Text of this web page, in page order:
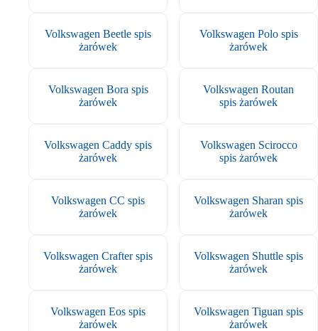
Volkswagen Beetle spis
żarówek
Volkswagen Bora spis
żarówek
Volkswagen Caddy spis
żarówek
Volkswagen CC spis
żarówek
Volkswagen Crafter spis
żarówek
Volkswagen Eos spis
żarówek
Volkswagen Polo spis
żarówek
Volkswagen Routan
spis żarówek
Volkswagen Scirocco
spis żarówek
Volkswagen Sharan spis
żarówek
Volkswagen Shuttle spis
żarówek
Volkswagen Tiguan spis
żarówek